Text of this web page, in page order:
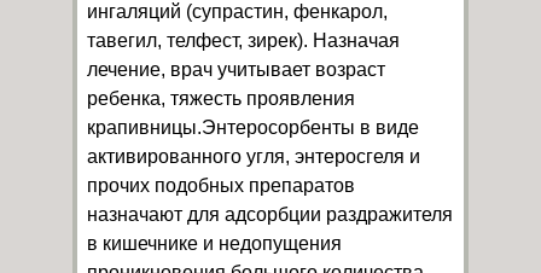
ингаляций (супрастин, фенкарол,
тавегил, телфест, зирек). Назначая
лечение, врач учитывает возраст
ребенка, тяжесть проявления
крапивницы.Энтеросорбенты в виде
активированного угля, энтеросгеля и
прочих подобных препаратов
назначают для адсорбции раздражителя
в кишечнике и недопущения